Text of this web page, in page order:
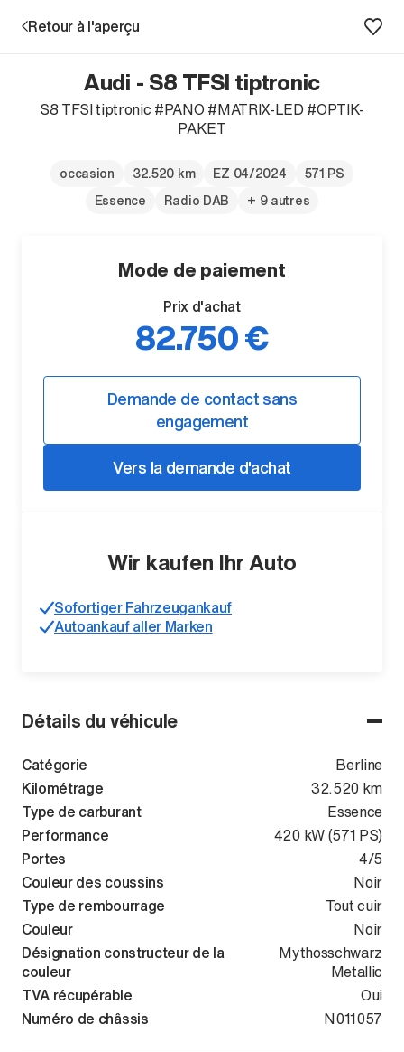
Prestations
Recherche d'un véhicule
Entreprise & Carrière
Retour à l'aperçu
Détails du véhicule
Catégorie
Berline
Kilométrage
32.520 km
Type de carburant
Essence
Performance
420 kW (571 PS)
Portes
4/5
Couleur des coussins
Noir
Type de rembourrage
Tout cuir
Couleur
Noir
Désignation constructeur de la
couleur
Mythosschwarz
Metallic
TVA récupérable
Oui
Numéro de châssis
N011057
Audi - S8 TFSI tiptronic
S8 TFSI tiptronic #PANO #MATRIX-LED #OPTIK-
PAKET
occasion 32.520 km EZ 04/2024
571 PS
Essence
Radio DAB + 9 autres
Mode de paiement
Prix d'achat
82.750 €
Demande de contact sans
engagement
Vers la demande d'achat
Wir kaufen Ihr Auto
Sofortiger Fahrzeugankauf
Autoankauf aller Marken